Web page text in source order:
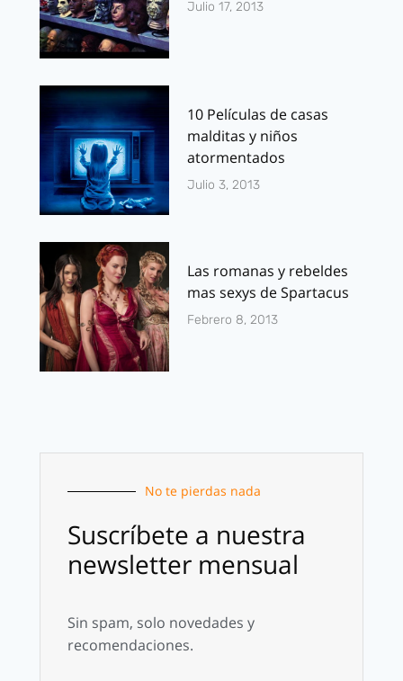
Julio 17, 2013
10 Películas de casas
malditas y niños
atormentados
Julio 3, 2013
Las romanas y rebeldes
mas sexys de Spartacus
Febrero 8, 2013
No te pierdas nada
Suscríbete a nuestra
newsletter mensual
Sin spam, solo novedades y
recomendaciones.